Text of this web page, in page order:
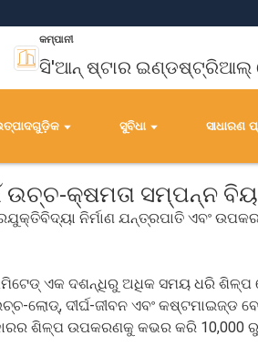
କମ୍ପାନୀ
ସି'ଆନ୍ ଷ୍ଟାର ଇଣ୍ଡଷ୍ଟ୍ରିଆଲ୍
ସୁବିଧା ସାଧାରଣ
ଉଚ୍ଚ-କ୍ଷମତା ସମ୍ପନ୍ନ
ନିର୍ମାଣ ଯନ୍ତ୍ରପାତି ଏବଂ
ଏକ ଦଶନ୍ଧିରୁ ଅଧିକ ସମୟ ଧରି ଶିଳ୍ପ
ଲୋଡ୍, ଦୀର୍ଘ-ଜୀବନ ଏବଂ କଷ୍ଟମାଇଜ୍ଡ
ଶିଳ୍ପ ଉପକରଣକୁ କଭର କରି 10,000